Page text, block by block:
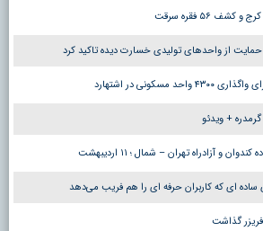
۵۶ فقره سرقت
و حمایت از واحدهای تولیدی خسارت دیده تاکید کرد
مسکونی در اشتهارد
+ ویدئو
و آزادراه تهران – شمال ؛ ١١ اردیبهشت
ساده ای که کاربران حرفه ای را هم فریب می‌دهد
فریزر گذاشت